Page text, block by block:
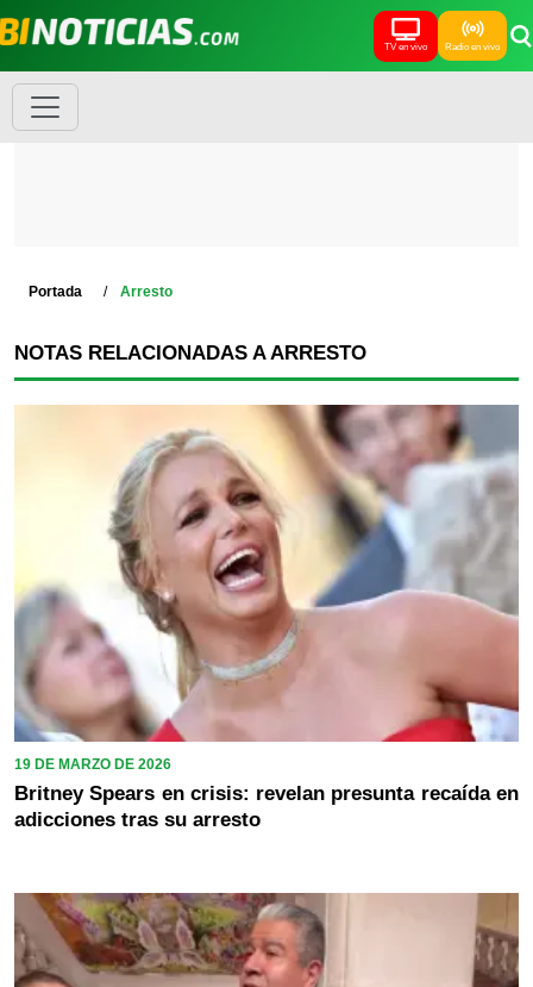
TV en vivo Radio en vivo
Portada Arresto
NOTAS RELACIONADAS A ARRESTO
19 DE MARZO DE 2026
Britney Spears en crisis: revelan presunta recaída en
adicciones tras su arresto